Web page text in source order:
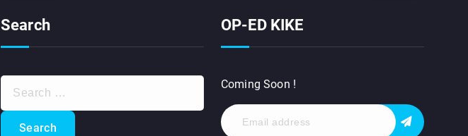
Search
a
OP-ED KIKE
Coming Soon !